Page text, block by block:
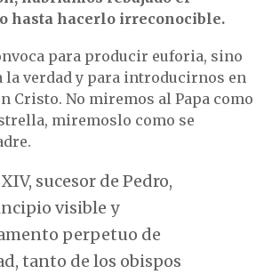
hasta hacerlo irreconocible.
para producir euforia, sino
la verdad y para introducirnos en
Cristo. No miremos al Papa como
miremoslo como se
sucesor de Pedro,
visible y
perpetuo de
tanto de los obispos